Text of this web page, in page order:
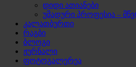
დიდი ათიანები
უმადური პროფესია –
კალათბურთი
რაგბი
ბლოგი
ჟურნალი
ფოტოგალერეა